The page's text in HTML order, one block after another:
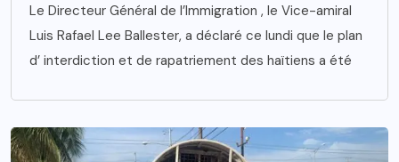
Le Directeur Général de l’Immigration , le Vice-amiral
Luis Rafael Lee Ballester, a déclaré ce lundi que le plan
d’ interdiction et de rapatriement des haïtiens a été